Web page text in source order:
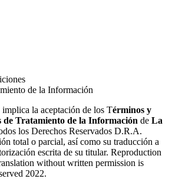
de la Información
la aceptación de los Términos y
de Tratamiento de la Información de La
los Derechos Reservados D.R.A.
total o parcial, así como su traducción a
escrita de su titular. Reproduction
without written permission is
2022.